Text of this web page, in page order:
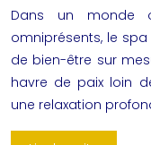
Dans un
omniprésents, le
de bien-être sur
havre de paix loin
une relaxation